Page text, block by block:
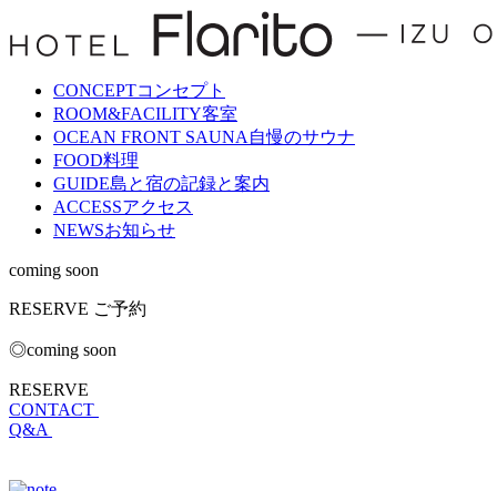
CONCEPTコンセプト
ROOM&FACILITY客室
OCEAN FRONT SAUNA 自慢のサウナ
FOOD料理
GUIDE島と宿の記録と案内
ACCESSアクセス
NEWSお知らせ
coming soon
RESERVE ご予約
◎coming soon
RESERVE
CONTACT
Q&A